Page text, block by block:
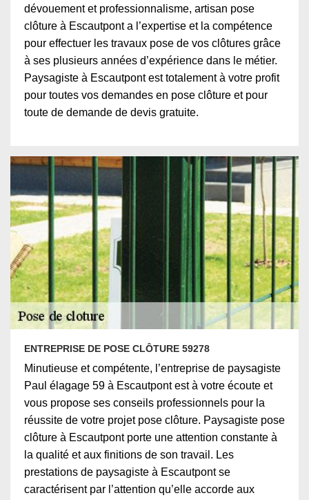
dévouement et professionnalisme, artisan pose
clôture à Escautpont a l’expertise et la compétence
pour effectuer les travaux pose de vos clôtures grâce
à ses plusieurs années d’expérience dans le métier.
Paysagiste à Escautpont est totalement à votre profit
pour toutes vos demandes en pose clôture et pour
toute de demande de devis gratuite.
ENTREPRISE DE POSE CLÔTURE 59278
Minutieuse et compétente, l’entreprise de paysagiste
Paul élagage 59 à Escautpont est à votre écoute et
vous propose ses conseils professionnels pour la
réussite de votre projet pose clôture. Paysagiste pose
clôture à Escautpont porte une attention constante à
la qualité et aux finitions de son travail. Les
prestations de paysagiste à Escautpont se
caractérisent par l’attention qu’elle accorde aux